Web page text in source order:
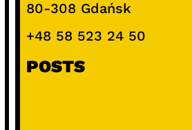
80-308 Gdańsk
+48 58 523 24 50
POSTS